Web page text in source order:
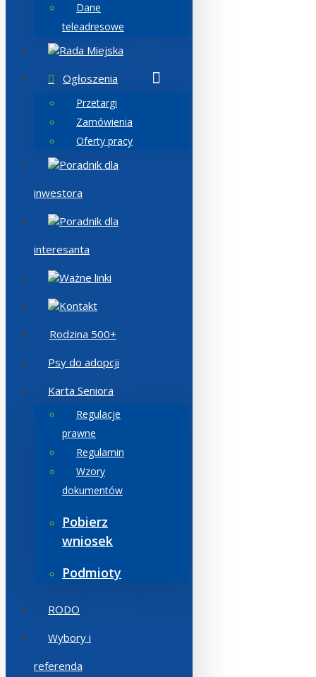
Dane
teleadresowe
Rada Miejska
Ogłoszenia
Przetargi
Zamówienia
Oferty pracy
Poradnik dla
inwestora
Poradnik dla
interesanta
Ważne linki
Kontakt
Rodzina 500+
Psy do adopcji
Karta Seniora
Regulacje
prawne
Regulamin
Wzory
dokumentów
Pobierz
wniosek
Podmioty
RODO
Wybory i
referenda